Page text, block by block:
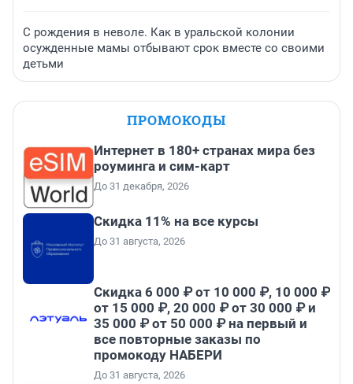
С рождения в неволе. Как в уральской колонии
осужденные мамы отбывают срок вместе со своими
детьми
ПРОМОКОДЫ
Интернет в 180+ странах мира без
роуминга и сим-карт
До 31 декабря, 2026
Скидка 11% на все курсы
До 31 августа, 2026
Скидка 6 000 ₽ от 10 000 ₽, 10 000 ₽
от 15 000 ₽, 20 000 ₽ от 30 000 ₽ и
35 000 ₽ от 50 000 ₽ на первый и
все повторные заказы по
промокоду НАБЕРИ
До 31 августа, 2026